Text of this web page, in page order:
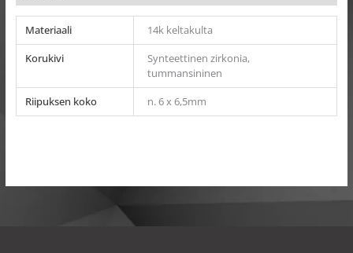
Materiaali
14k keltakulta
Korukivi
Synteettinen zirkonia,
tummansininen
Riipuksen koko
n. 6 x 6,5mm